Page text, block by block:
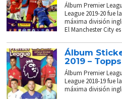
Álbum Premier
League 2019-20 fue
máxima división
El Manchester City es
Álbum
2019 – Topps
Álbum Premier
League 2018-19 fue
máxima división